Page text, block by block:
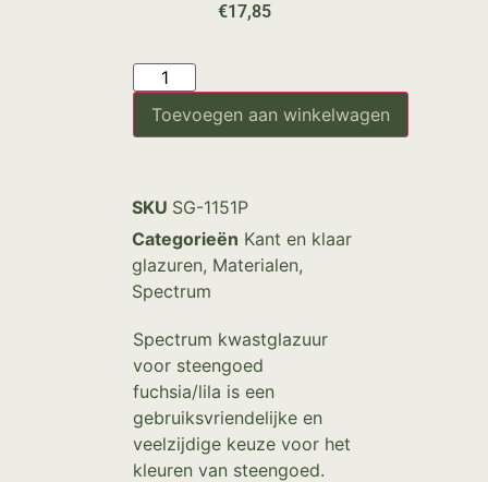
€17,85
Toevoegen aan winkelwagen
SKU SG-1151P
Categorieën Kant en klaar
glazuren, Materialen,
Spectrum
Spectrum kwastglazuur
voor steengoed
fuchsia/lila is een
gebruiksvriendelijke en
veelzijdige keuze voor het
kleuren van steengoed.